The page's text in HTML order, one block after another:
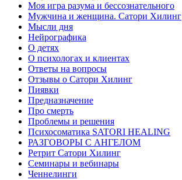
Моя игра разума и бессознательного
Мужчина и женщина. Сатори Хилинг
Мысли дня
Нейрографика
О детях
О психологах и клиентах
Ответы на вопросы
Отзывы о Сатори Хилинг
Пиявки
Предназначение
Про смерть
Проблемы и решения
Психосоматика SATORI HEALING
РАЗГОВОРЫ С АНГЕЛОМ
Ретрит Сатори Хилинг
Семинары и вебинары
Ченнелинги